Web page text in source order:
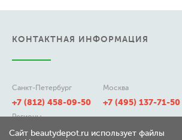
КОНТАКТНАЯ ИНФОРМАЦИЯ
Санкт-Петербург
+7 (812) 458-09-50
Москва
+7 (495) 137-71-50
Регионы
8 (800) 511-21-50
Сайт beautydepot.ru использует файлы